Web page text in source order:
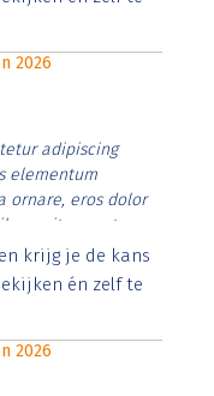
2026
adipiscing
elementum
ornare, eros dolor
vitae erat.
id rutrum lorem
posuere.
krijg je de kans
én zelf te
2026